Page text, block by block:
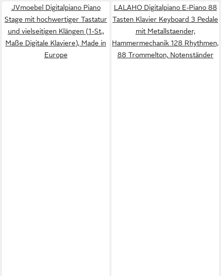
JVmoebel Digitalpiano Piano
Stage mit hochwertiger Tastatur
und vielseitigen Klängen (1-St.,
Maße Digitale Klaviere), Made in
Europe
LALAHO Digitalpiano E-Piano 88
Tasten Klavier Keyboard 3 Pedale
mit Metallstaender,
Hammermechanik 128 Rhythmen,
88 Trommelton, Notenständer